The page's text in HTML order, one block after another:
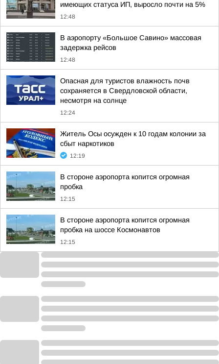
имеющих статуса ИП, выросло почти на 5%
12:48
В аэропорту «Большое Савино» массовая
задержка рейсов
12:48
Опасная для туристов влажность почв
сохраняется в Свердловской области,
несмотря на солнце
12:24
Житель Осы осужден к 10 годам колонии за
сбыт наркотиков
12:19
В стороне аэропорта копится огромная
пробка
12:15
В стороне аэропорта копится огромная
пробка на шоссе Космонавтов
12:15